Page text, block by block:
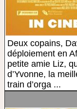
Deux copains,
déploiement en
petite amie Liz,
d’Yvonne, la
train d’orga ...